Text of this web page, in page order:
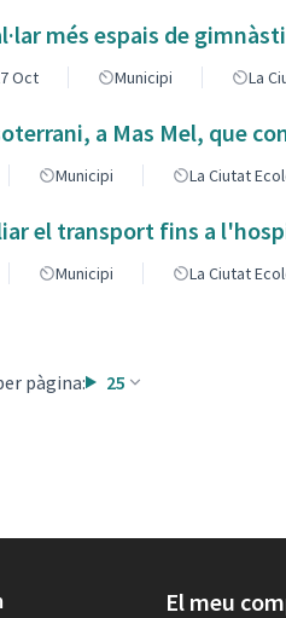
més espais de
Oct Municipi La
a Mas Mel, que
Municipi La Ciutat
el transport fins a
Municipi La Ciutat
pàgina: 25
El meu